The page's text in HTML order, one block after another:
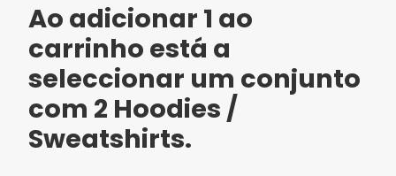
Ao adicionar 1 ao
carrinho está a
seleccionar um conjunto
com 2 Hoodies /
Sweatshirts.